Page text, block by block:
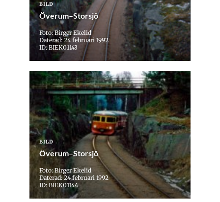
BILD
Överum–Storsjö
Foto: Birger Ekelid
Daterad: 24 februari 1992
ID: BIEK01143
BILD
Överum–Storsjö
Foto: Birger Ekelid
Daterad: 24 februari 1992
ID: BIEK01144